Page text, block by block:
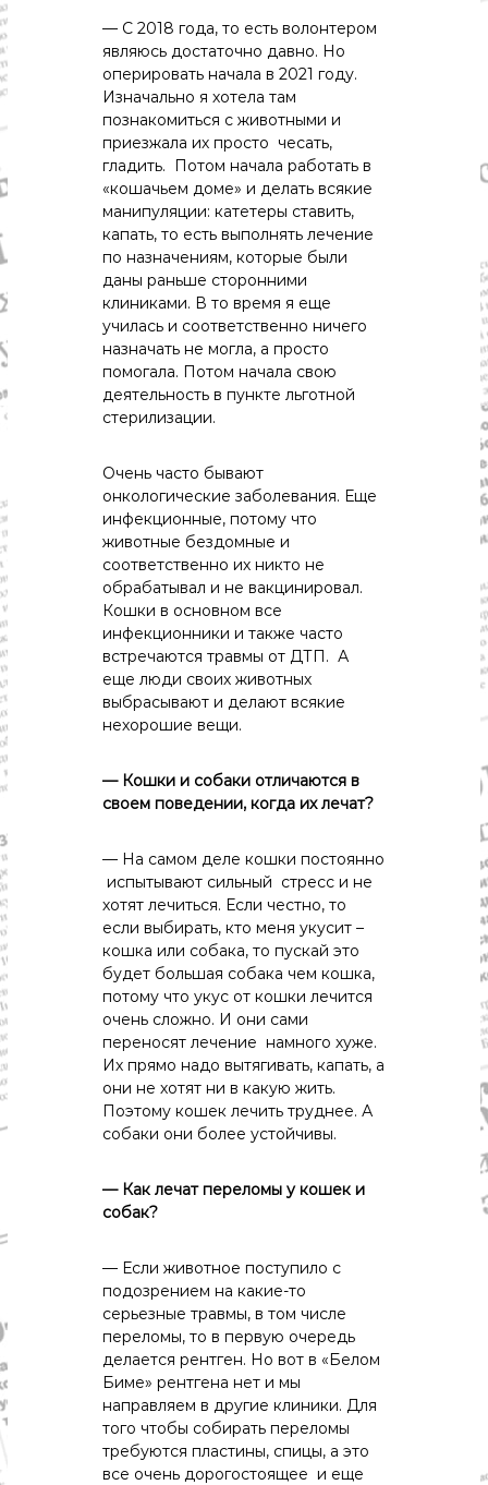
— С 2018 года, то есть волонтером
являюсь достаточно давно. Но
оперировать начала в 2021 году.
Изначально я хотела там
познакомиться с животными и
приезжала их просто чесать,
гладить. Потом начала работать в
«кошачьем доме» и делать всякие
манипуляции: катетеры ставить,
капать, то есть выполнять лечение
по назначениям, которые были
даны раньше сторонними
клиниками. В то время я еще
училась и соответственно ничего
назначать не могла, а просто
помогала. Потом начала свою
деятельность в пункте льготной
стерилизации.
Очень часто бывают
онкологические заболевания. Еще
инфекционные, потому что
животные бездомные и
соответственно их никто не
обрабатывал и не вакцинировал.
Кошки в основном все
инфекционники и также часто
встречаются травмы от ДТП. А
еще люди своих животных
выбрасывают и делают всякие
нехорошие вещи.
— Кошки и собаки отличаются в
своем поведении, когда их лечат?
— На самом деле кошки постоянно
испытывают сильный стресс и не
хотят лечиться. Если честно, то
если выбирать, кто меня укусит –
кошка или собака, то пускай это
будет большая собака чем кошка,
потому что укус от кошки лечится
очень сложно. И они сами
переносят лечение намного хуже.
Их прямо надо вытягивать, капать, а
они не хотят ни в какую жить.
Поэтому кошек лечить труднее. А
собаки они более устойчивы.
— Как лечат переломы у кошек и
собак?
— Если животное поступило с
подозрением на какие-то
серьезные травмы, в том числе
переломы, то в первую очередь
делается рентген. Но вот в «Белом
Биме» рентгена нет и мы
направляем в другие клиники. Для
того чтобы собирать переломы
требуются пластины, спицы, а это
все очень дорогостоящее и еще